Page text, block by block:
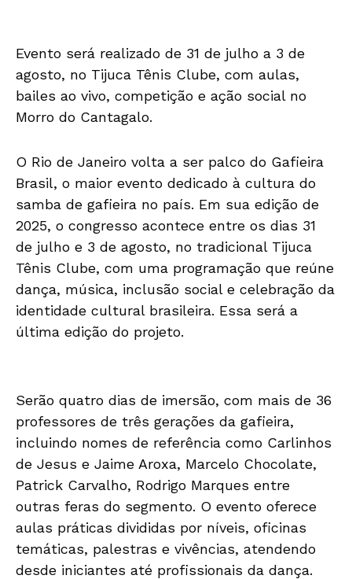
Evento será realizado de 31 de julho a 3 de
agosto, no Tijuca Tênis Clube, com aulas,
bailes ao vivo, competição e ação social no
Morro do Cantagalo.
O Rio de Janeiro volta a ser palco do Gafieira
Brasil, o maior evento dedicado à cultura do
samba de gafieira no país. Em sua edição de
2025, o congresso acontece entre os dias 31
de julho e 3 de agosto, no tradicional Tijuca
Tênis Clube, com uma programação que reúne
dança, música, inclusão social e celebração da
identidade cultural brasileira. Essa será a
última edição do projeto.
Serão quatro dias de imersão, com mais de 36
professores de três gerações da gafieira,
incluindo nomes de referência como Carlinhos
de Jesus e Jaime Aroxa, Marcelo Chocolate,
Patrick Carvalho, Rodrigo Marques entre
outras feras do segmento. O evento oferece
aulas práticas divididas por níveis, oficinas
temáticas, palestras e vivências, atendendo
desde iniciantes até profissionais da dança.